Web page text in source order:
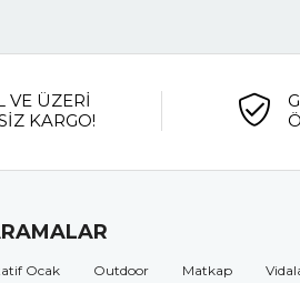
VE ÜZERİ
KARGO!
Ocak Outdoor Matkap